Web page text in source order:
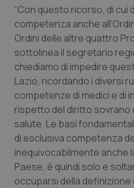
Lombardia
Marche
Molise
Piemonte
Provincia
Provincia
Dolore
Donna & Salute
Epatiti
HIV
Infezioni & Febbre
Ipertensione &
“Con questo ricorso, di cui
competenza anche
Ordini delle altre quattro
sottolinea il segretario
chiediamo di impedire
Lazio, ricordando i diversi
competenze di medici e di
rispetto del diritto sovrano
salute. Le basi
di esclusiva competenza
inequivocabilmente anche
Paese, è quindi solo e
occuparsi della